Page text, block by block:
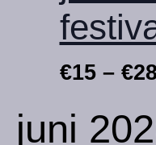
€15 –
juni